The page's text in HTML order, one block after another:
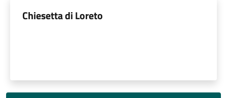
Chiesetta di Loreto